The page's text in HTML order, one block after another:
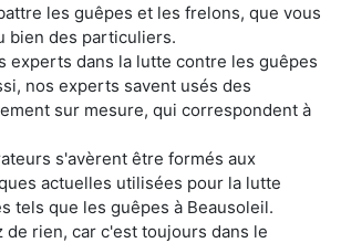
les guêpes et les frelons, que vous
bien des particuliers.
experts dans la lutte contre les guêpes
nos experts savent usés des
sur mesure, qui correspondent à
s'avèrent être formés aux
actuelles utilisées pour la lutte
tels que les guêpes à Beausoleil.
de rien, car c'est toujours dans le